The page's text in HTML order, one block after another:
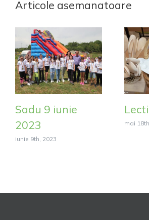
Articole asemanatoare
Sadu 9 iunie
2023
iunie 9th, 2023
mai